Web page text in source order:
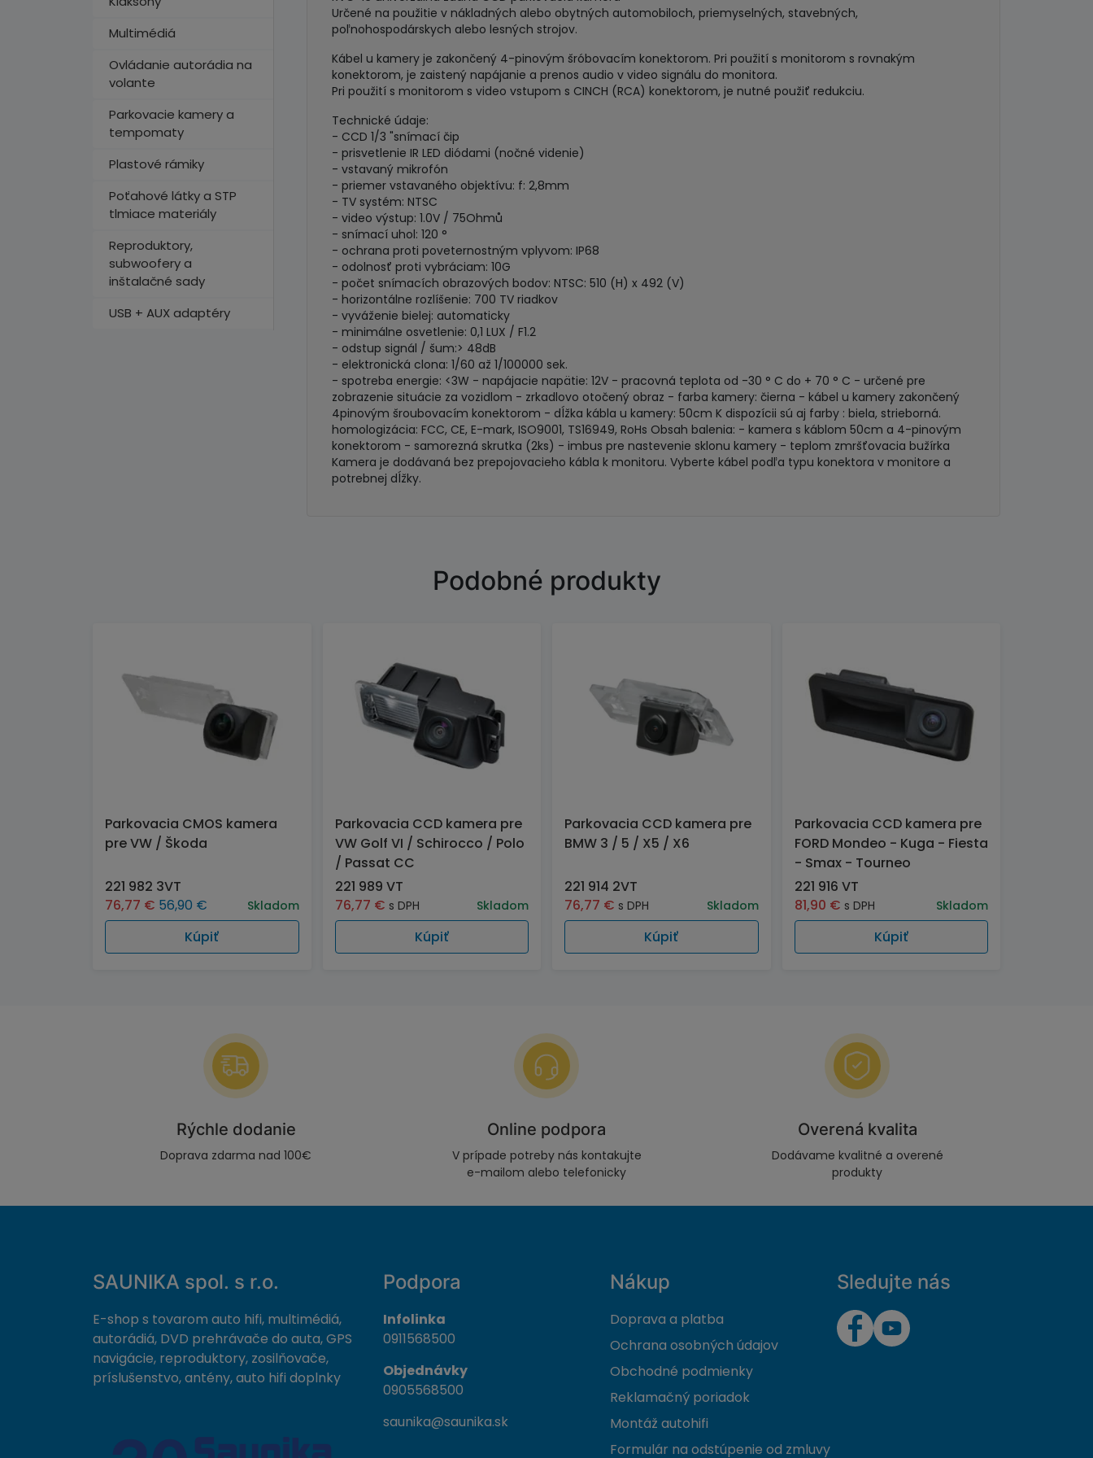
Multimédiá
Ovládanie autorádia na
volante
Parkovacie kamery a
tempomaty
Plastové rámiky
Poťahové látky a STP
tlmiace materiály
Reproduktory,
subwoofery a
inštalačné sady
USB + AUX adaptéry
Určené na použitie v nákladných alebo obytných automobiloch, priemyselných, stavebných,
poľnohospodárskych alebo lesných strojov.
Kábel u kamery je zakončený 4-pinovým šróbovacím konektorom. Pri použití s monitorom s rovnakým
konektorom, je zaistený napájanie a prenos audio v video signálu do monitora.
Pri použití s monitorom s video vstupom s CINCH (RCA) konektorom, je nutné použiť redukciu.
Technické údaje:
- CCD 1/3 "snímací čip
- prisvetlenie IR LED diódami (nočné videnie)
- vstavaný mikrofón
- priemer vstavaného objektívu: f: 2,8mm
- TV systém: NTSC
- video výstup: 1.0V / 75Ohmů
- snímací uhol: 120 °
- ochrana proti poveternostným vplyvom: IP68
- odolnosť proti vybráciam: 10G
- počet snímacích obrazových bodov: NTSC: 510 (H) x 492 (V)
- horizontálne rozlíšenie: 700 TV riadkov
- vyváženie bielej: automaticky
- minimálne osvetlenie: 0,1 LUX / F1.2
- odstup signál / šum:> 48dB
- elektronická clona: 1/60 až 1/100000 sek.
- spotreba energie: <3W - napájacie napätie: 12V - pracovná teplota od -30 ° C do + 70 ° C - určené pre
zobrazenie situácie za vozidlom - zrkadlovo otočený obraz - farba kamery: čierna - kábel u kamery zakončený
4pinovým šroubovacím konektorom - dĺžka kábla u kamery: 50cm K dispozícii sú aj farby : biela, strieborná.
homologizácia: FCC, CE, E-mark, ISO9001, TS16949, RoHs Obsah balenia: - kamera s káblom 50cm a 4-pinovým
konektorom - samorezná skrutka (2ks) - imbus pre nastevenie sklonu kamery - teplom zmršťovacia bužírka
Kamera je dodávaná bez prepojovacieho kábla k monitoru. Vyberte kábel podľa typu konektora v monitore a
potrebnej dĺžky.
Podobné produkty
Parkovacia CMOS kamera
pre VW / Škoda
221 982 3VT
76,77 € 56,90 € Skladom
Kúpiť
Parkovacia CCD kamera pre
VW Golf VI / Schirocco / Polo
/ Passat CC
221 989 VT
76,77 € s DPH Skladom
Kúpiť
Parkovacia CCD kamera pre
BMW 3 / 5 / X5 / X6
221 914 2VT
76,77 € s DPH Skladom
Kúpiť
Parkovacia CCD kamera pre
FORD Mondeo - Kuga - Fiesta
- Smax - Tourneo
221 916 VT
81,90 € s DPH Skladom
Kúpiť
Rýchle dodanie
Doprava zdarma nad 100€
Online podpora
V prípade potreby nás kontakujte
e-mailom alebo telefonicky
Overená kvalita
Dodávame kvalitné a overené
produkty
SAUNIKA spol. s r.o.
E-shop s tovarom auto hifi, multimédiá,
autorádiá, DVD prehrávače do auta, GPS
navigácie, reproduktory, zosilňovače,
príslušenstvo, antény, auto hifi doplnky
Podpora
Infolinka
0911568500
Objednávky
0905568500
saunika@saunika.sk
Nákup
Doprava a platba
Ochrana osobných údajov
Obchodné podmienky
Reklamačný poriadok
Montáž autohifi
Formulár na odstúpenie od zmluvy
Sledujte nás